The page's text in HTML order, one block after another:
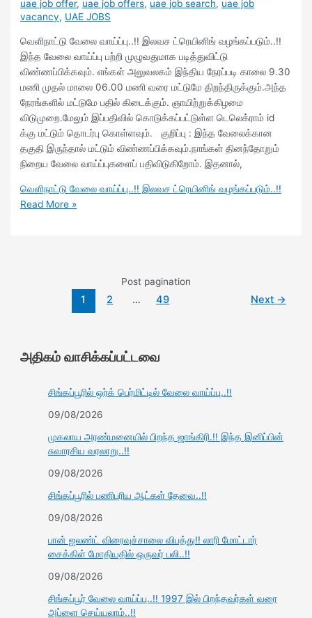
uae job offer, uae job offers, uae job search, uae job
vacancy, UAE JOBS
வெளிநாட்டு வேலை வாய்ப்பு..!! இலவச ட்ரெயினிங் வழங்கப்படும்..!!
இந்த வேலை வாய்ப்பு பற்றி முழுவதுமாக படித்துவிட்டு
விண்ணப்பிக்கவும். எங்கள் அலுவலகம் இந்திய நேரப்படி காலை 9.30
மணி முதல் மாலை 06.00 மணி வரை மட்டுமே திறந்திருக்கும்.அந்த
நேரங்களில் மட்டுமே பதில் கிடைக்கும். ஞாயிற்றுக்கிழமை
விடுமுறை.மேலும் இப்பதிவில் கொடுக்கப்பட்டுள்ள டெலெக்ராம் id
க்கு மட்டும் தொடர்பு கொள்ளவும். குறிப்பு : இந்த வேலைக்கான
தகுதி இருந்தால் மட்டும் விண்ணப்பிக்கவும்.நாங்கள் தினந்தோறும்
நிறைய வேலை வாய்ப்புகளைப் பதிவிடுகிறோம். இதனால்,
வெளிநாட்டு வேலை வாய்ப்பு..!! இலவச ட்ரெயினிங் வழங்கப்படும்..!!
Read More »
Post pagination
1 2 … 49 Next →
அதிகம் வாசிக்கப்பட்டவை
சிங்கப்பூரில் ஒர்க் பெர்மிட்டில் வேலை வாய்ப்பு..!!
09/08/2026
முகலாய அரண்மனையில் பிறந்த ஜாங்கிரி.!! இந்த இனிப்பின்
சுவாரசிய வரலாறு..!!
09/08/2026
சிங்கப்பூரில் பணிபுரிய ஆட்கள் தேவை..!!
09/08/2026
பான் ஐலண்ட் விரைவுச்சாலை விபத்து!! லாரி மோட்டார்
சைக்கிள் மோதியதில் ஒருவர் பலி..!!
09/08/2026
சிங்கப்பூர் வேலை வாய்ப்பு..!! 1997 இல் பிறந்தவர்கள் வரை
அப்ளை செய்யலாம்..!!